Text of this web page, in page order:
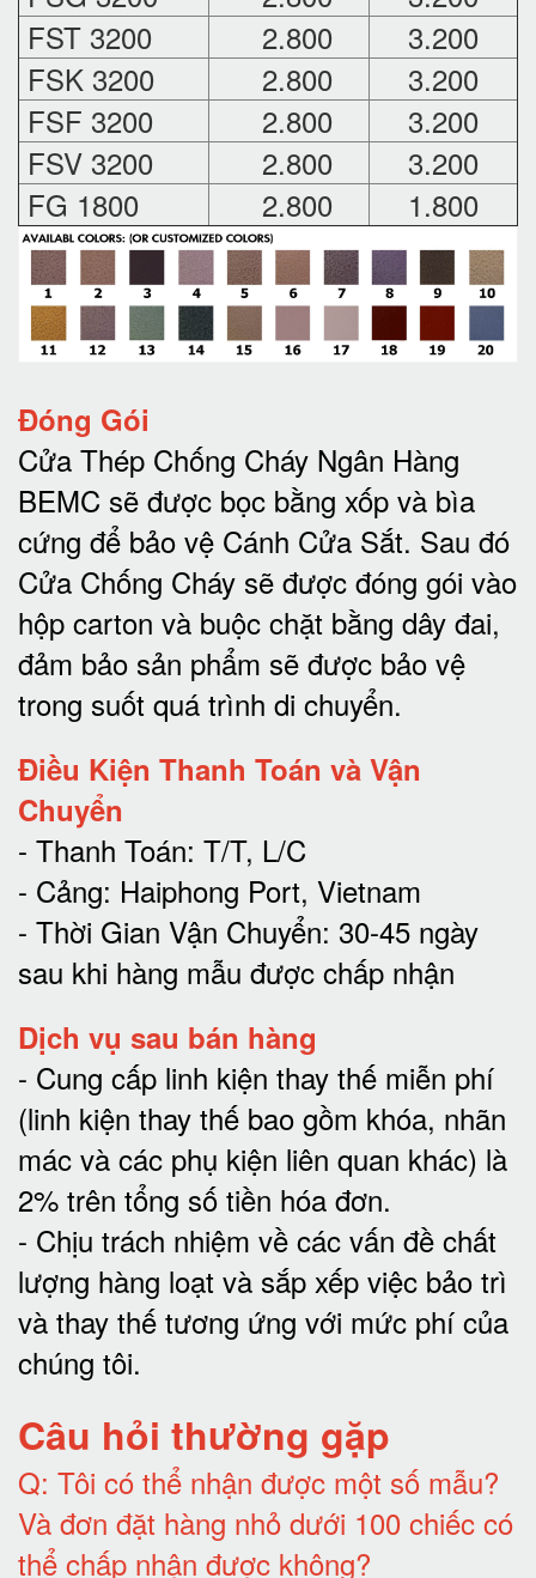
FST 3200
2.800
3.200
FSK 3200
2.800
3.200
FSF 3200
2.800
3.200
FSV 3200
2.800
3.200
FG 1800
2.800 1.800
Đóng Gói
Cửa Thép Chống Cháy Ngân Hàng
BEMC sẽ được bọc bằng xốp và bìa
cứng để bảo vệ Cánh Cửa Sắt. Sau đó
Cửa Chống Cháy sẽ được đóng gói vào
hộp carton và buộc chặt bằng dây đai,
đảm bảo sản phẩm sẽ được bảo vệ
trong suốt quá trình di chuyển.
Điều Kiện Thanh Toán và Vận
Chuyển
- Thanh Toán: T/T, L/C
- Cảng: Haiphong Port, Vietnam
- Thời Gian Vận Chuyển: 30-45 ngày
sau khi hàng mẫu được chấp nhận
Dịch vụ sau bán hàng
- Cung cấp linh kiện thay thế miễn phí
(linh kiện thay thế bao gồm khóa, nhãn
mác và các phụ kiện liên quan khác) là
2% trên tổng số tiền hóa đơn.
- Chịu trách nhiệm về các vấn đề chất
lượng hàng loạt và sắp xếp việc bảo trì
và thay thế tương ứng với mức phí của
chúng tôi.
Câu hỏi thường gặp
Q: Tôi có thể nhận được một số mẫu?
Và đơn đặt hàng nhỏ dưới 100 chiếc có
thể chấp nhận được không?